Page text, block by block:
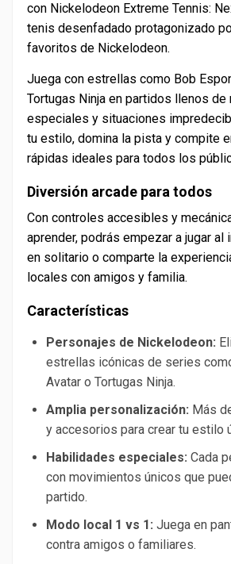
con Nickelodeon Extreme Tennis:
tenis desenfadado protagonizado
favoritos de Nickelodeon.
Juega con estrellas como Bob
Tortugas Ninja en partidos llenos de
especiales y situaciones
tu estilo, domina la pista y compite
rápidas ideales para todos los
Diversión arcade para todos
Con controles accesibles y
aprender, podrás empezar a jugar al
en solitario o comparte la
locales con amigos y familia.
Características
Personajes de Nickelodeon:
estrellas icónicas de series
Avatar o Tortugas Ninja.
Amplia personalización: Más
y accesorios para crear tu estilo
Habilidades especiales: Cada
con movimientos únicos que
partido.
Modo local 1 vs 1: Juega en
contra amigos o familiares.